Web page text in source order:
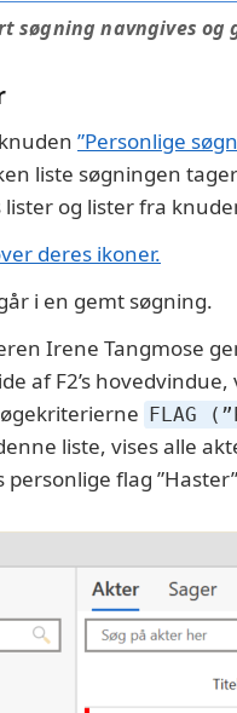
søgning navngives og
”Personlige
liste søgningen
og lister fra
deres ikoner.
i en gemt søgning.
Irene Tangmose
af F2’s
FLAG
liste, vises alle
flag